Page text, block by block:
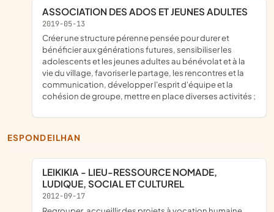
ASSOCIATION DES ADOS ET JEUNES ADULTES
2019-05-13
créer une structure pérenne pensée pour durer et
bénéficier aux générations futures, sensibiliser les
adolescents et les jeunes adultes au bénévolat et à la
vie du village, favoriser le partage, les rencontres et la
communication, développer l'esprit d'équipe et la
cohésion de groupe, mettre en place diverses activités ;
ESPONDEILHAN
LEIKIKIA - LIEU-RESSOURCE NOMADE,
LUDIQUE, SOCIAL ET CULTUREL
2012-09-17